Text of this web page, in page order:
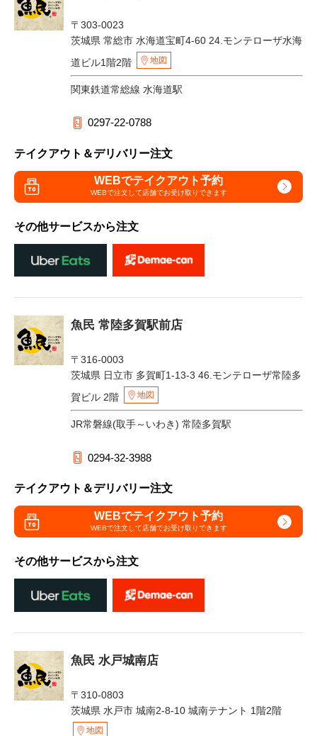
〒303-0023
茨城県 常総市 水海道宝町4-60 24.モンテローザ水海
道ビル1階2階
地図
関東鉄道常総線 水海道駅
0297-22-0788
テイクアウト＆デリバリー注文
WEBでテイクアウト予約
WEBで注文して店舗でお受け取りできます
その他サービスから注文
魚民 常陸多賀駅前店
〒316-0003
茨城県 日立市 多賀町1-13-3 46.モンテローザ常陸多
賀ビル 2階
地図
JR常磐線(取手～いわき) 常陸多賀駅
0294-32-3988
テイクアウト＆デリバリー注文
WEBでテイクアウト予約
WEBで注文して店舗でお受け取りできます
その他サービスから注文
魚民 水戸城南店
〒310-0803
茨城県 水戸市 城南2-8-10 城南テナント 1階2階
地図